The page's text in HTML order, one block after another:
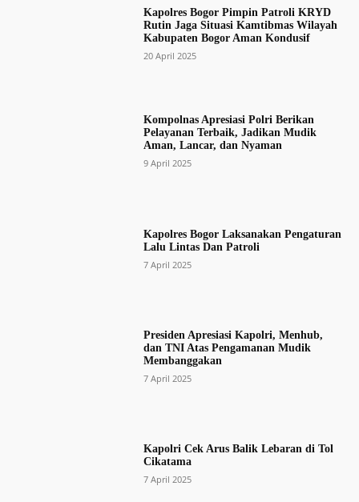
Kapolres Bogor Pimpin Patroli KRYD
Rutin Jaga Situasi Kamtibmas Wilayah
Kabupaten Bogor Aman Kondusif
20 April 2025
Kompolnas Apresiasi Polri Berikan
Pelayanan Terbaik, Jadikan Mudik
Aman, Lancar, dan Nyaman
9 April 2025
Kapolres Bogor Laksanakan Pengaturan
Lalu Lintas Dan Patroli
7 April 2025
Presiden Apresiasi Kapolri, Menhub,
dan TNI Atas Pengamanan Mudik
Membanggakan
7 April 2025
Kapolri Cek Arus Balik Lebaran di Tol
Cikatama
7 April 2025